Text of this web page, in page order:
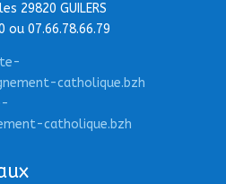
29820 GUILERS
ou 07.66.78.66.79
catholique.bzh
catholique.bzh